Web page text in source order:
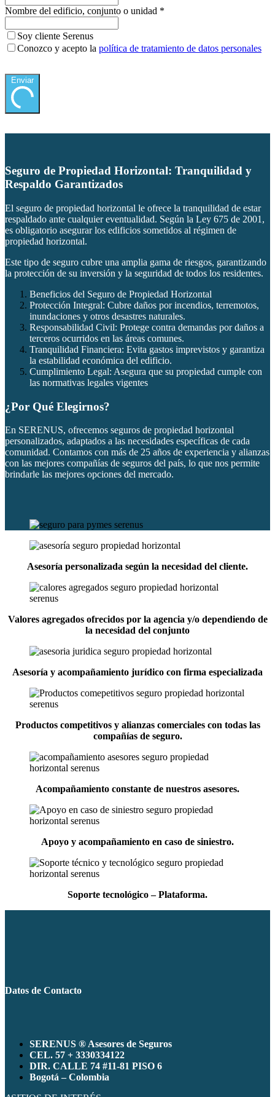
Nombre del edificio, conjunto o unidad *
Soy cliente Serenus
Conozco y acepto la política de tratamiento de datos personales
Enviar
Seguro de Propiedad Horizontal: Tranquilidad y
Respaldo Garantizados
El seguro de propiedad horizontal le ofrece la tranquilidad de estar
respaldado ante cualquier eventualidad. Según la Ley 675 de 2001,
es obligatorio asegurar los edificios sometidos al régimen de
propiedad horizontal.
Este tipo de seguro cubre una amplia gama de riesgos, garantizando
la protección de su inversión y la seguridad de todos los residentes.
Beneficios del Seguro de Propiedad Horizontal
Protección Integral: Cubre daños por incendios, terremotos,
inundaciones y otros desastres naturales.
Responsabilidad Civil: Protege contra demandas por daños a
terceros ocurridos en las áreas comunes.
Tranquilidad Financiera: Evita gastos imprevistos y garantiza
la estabilidad económica del edificio.
Cumplimiento Legal: Asegura que su propiedad cumple con
las normativas legales vigentes
¿Por Qué Elegirnos?
En SERENUS, ofrecemos seguros de propiedad horizontal
personalizados, adaptados a las necesidades específicas de cada
comunidad. Contamos con más de 25 años de experiencia y alianzas
con las mejores compañías de seguros del país, lo que nos permite
brindarle las mejores opciones del mercado.
Asesoría personalizada según la necesidad del cliente.
Valores agregados ofrecidos por la agencia y/o dependiendo de
la necesidad del conjunto
Asesoría y acompañamiento jurídico con firma especializada
Productos competitivos y alianzas comerciales con todas las
compañías de seguro.
Acompañamiento constante de nuestros asesores.
Apoyo y acompañamiento en caso de siniestro.
Soporte tecnológico – Plataforma.
Datos de Contacto
SERENUS ® Asesores de Seguros
CEL. 57 + 3330334122
DIR. CALLE 74 #11-81 PISO 6
Bogotá – Colombia